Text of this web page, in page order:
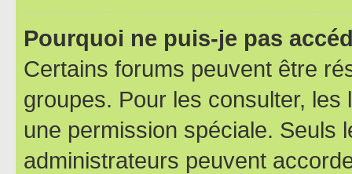
Pourquoi ne puis-je pas
Certains forums peuvent être
groupes. Pour les consulter,
une permission spéciale. Seuls
administrateurs peuvent